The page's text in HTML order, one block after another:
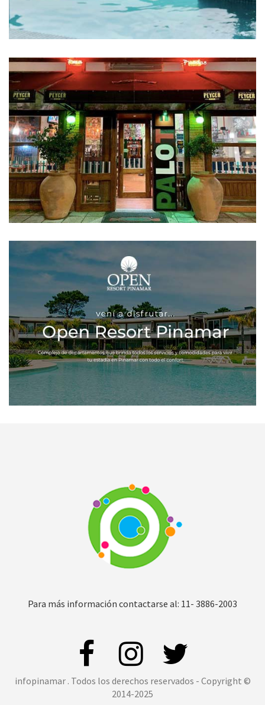
Para más información contactarse al: 11- 3886-2003
infopinamar . Todos los derechos reservados - Copyright ©
2014-2025